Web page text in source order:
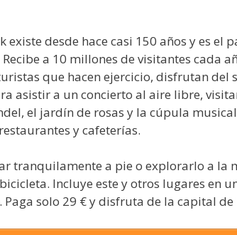
existe desde hace casi 150 años y es el
Recibe a 10 millones de visitantes cada
que hacen ejercicio, disfrutan del
asistir a un concierto al aire libre,
el jardín de rosas y la cúpula
y cafeterías.
tranquilamente a pie o explorarlo a la
Incluye este y otros lugares en
. Paga solo 29 € y disfruta de la capital